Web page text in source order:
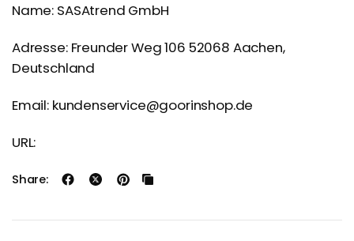
Name: SASAtrend GmbH
Adresse: Freunder Weg 106 52068 Aachen,
Deutschland
Email: kundenservice@goorinshop.de
URL:
Share: